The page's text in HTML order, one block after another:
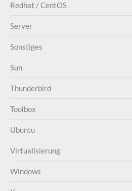
Redhat / CentOS
Server
Sonstiges
Sun
Thunderbird
Toolbox
Ubuntu
Virtualisierung
Windows